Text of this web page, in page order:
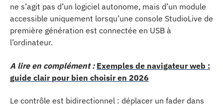
ne s’agit pas d’un logiciel autonome, mais d’un module
accessible uniquement lorsqu’une console StudioLive de
première génération est connectée en USB à
l’ordinateur.
A lire en complément : Exemples de navigateur web :
guide clair pour bien choisir en 2026
Le contrôle est bidirectionnel : déplacer un fader dans